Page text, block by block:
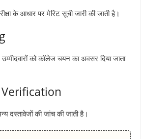
के आधार पर मेरिट सूची जारी की जाती है।
को कॉलेज चयन का अवसर दिया जाता
दस्तावेजों की जांच की जाती है।